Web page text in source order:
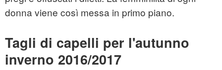
donna viene così messa in primo piano.
Tagli di capelli per l'autunno
inverno 2016/2017